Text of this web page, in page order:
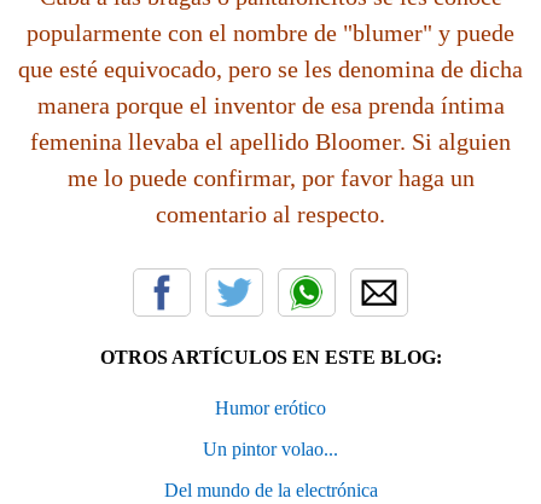
popularmente con el nombre de "blumer" y puede
que esté equivocado, pero se les denomina de dicha
manera porque el inventor de esa prenda íntima
femenina llevaba el apellido Bloomer. Si alguien
me lo puede confirmar, por favor haga un
comentario al respecto.
OTROS ARTÍCULOS EN ESTE BLOG:
Humor erótico
Un pintor volao...
Del mundo de la electrónica